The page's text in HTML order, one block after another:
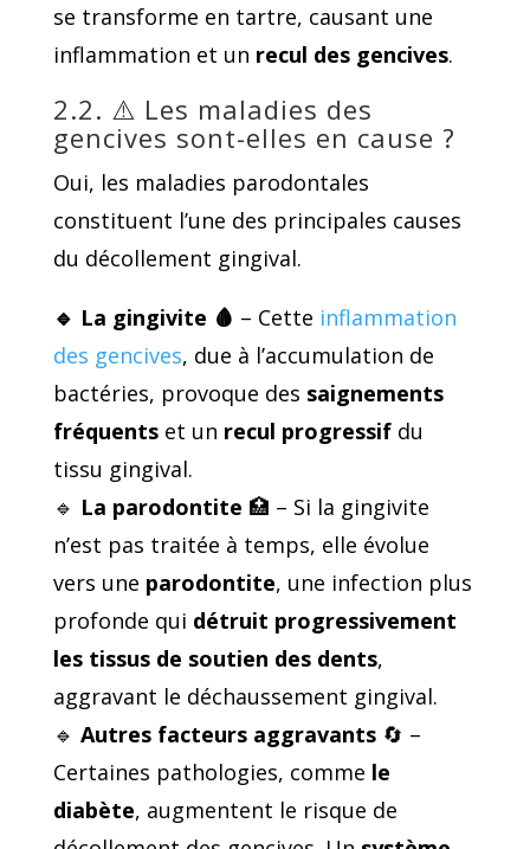
se transforme en tartre, causant une
inflammation et un recul des gencives.
2.2. ⚠️ Les maladies des
gencives sont-elles en cause ?
Oui, les maladies parodontales
constituent l’une des principales causes
du décollement gingival.
🔹 La gingivite 🩸 – Cette inflammation
des gencives, due à l’accumulation de
bactéries, provoque des saignements
fréquentset un recul progressifdu
tissu gingival.
🔹 La parodontite 🏥 – Si la gingivite
n’est pas traitée à temps, elle évolue
vers une parodontite, une infection plus
profonde qui détruit progressivement
les tissus de soutien des dents,
aggravant le déchaussement gingival.
🔹 Autres facteurs aggravants🔄 –
Certaines pathologies, comme le
diabète, augmentent le risque de